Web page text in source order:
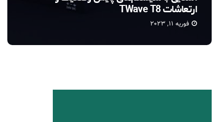
تی ویو (TWave)
فوریه 10, 2023